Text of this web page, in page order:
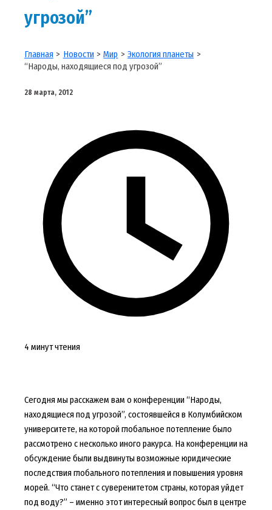
угрозой”
Главная Новости Мир
Экология планеты
“Народы, находящиеся под угрозой”
28 марта, 2012
4 минут чтения
Сегодня мы расскажем вам о конференции “Народы,
находящиеся под угрозой”, состоявшейся в Колумбийском
университете, на которой глобальное потепление было
рассмотрено с несколько иного ракурса. На конференции на
обсуждение были выдвинуты возможные юридические
последствия глобального потепления и повышения уровня
морей. “Что станет с суверенитетом страны, которая уйдет
под воду?” – именно этот интересный вопрос был в центре